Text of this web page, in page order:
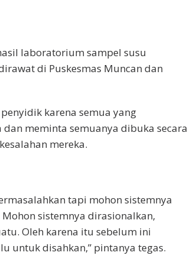
laboratorium sampel susu
di Puskesmas Muncan dan
karena semua yang
meminta semuanya dibuka secara
mereka.
tapi mohon sistemnya
sistemnya dirasionalkan,
Oleh karena itu sebelum ini
untuk disahkan,” pintanya tegas.